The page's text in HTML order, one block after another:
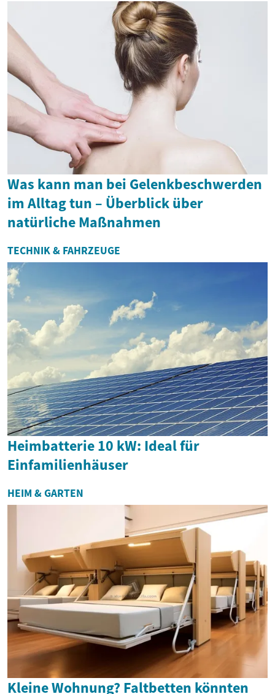
Was kann man bei Gelenkbeschwerden
im Alltag tun – Überblick über
natürliche Maßnahmen
TECHNIK & FAHRZEUGE
Heimbatterie 10 kW: Ideal für
Einfamilienhäuser
HEIM & GARTEN
Kleine Wohnung? Faltbetten könnten